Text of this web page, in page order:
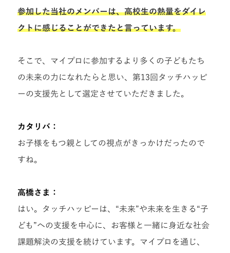
参加した当社のメンバーは、高校生の熱量をダイレ
クトに感じることができたと言っています。
そこで、マイプロに参加するより多くの子どもたち
の未来の力になれたらと思い、第13回タッチハッピ
ーの支援先として選定させていただきました。
カタリバ：
お子様をもつ親としての視点がきっかけだったので
すね。
高橋さま：
はい。
タッチハッピーは、“未来”や未来を生きる“子
ども”への支援を中心に、お客様と一緒に身近な社会
課題解決の支援を続けています。マイプロを通じ、